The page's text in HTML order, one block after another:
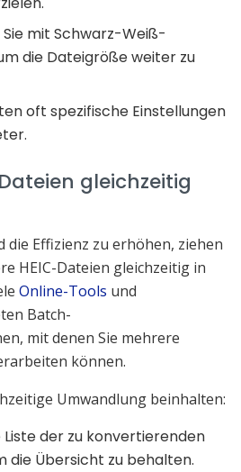
mit Schwarz-Weiß-
die Dateigröße weiter zu
oft spezifische Einstellungen
gleichzeitig
die Effizienz zu erhöhen, ziehen
HEIC-Dateien gleichzeitig in
Online-Tools und
Batch-
mit denen Sie mehrere
können.
Umwandlung beinhalten:
Liste der zu konvertierenden
die Übersicht zu behalten.